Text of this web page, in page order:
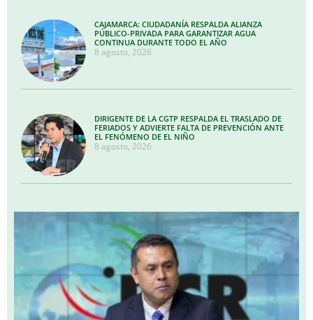
CAJAMARCA: CIUDADANÍA RESPALDA ALIANZA
PÚBLICO-PRIVADA PARA GARANTIZAR AGUA
CONTINUA DURANTE TODO EL AÑO
8 agosto, 2026
DIRIGENTE DE LA CGTP RESPALDA EL TRASLADO DE
FERIADOS Y ADVIERTE FALTA DE PREVENCIÓN ANTE
EL FENÓMENO DE EL NIÑO
8 agosto, 2026